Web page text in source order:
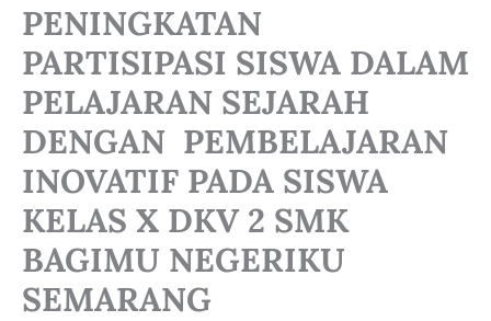
PENINGKATAN
PARTISIPASI SISWA DALAM
PELAJARAN SEJARAH
DENGAN PEMBELAJARAN
INOVATIF PADA SISWA
KELAS X DKV 2 SMK
BAGIMU NEGERIKU
SEMARANG